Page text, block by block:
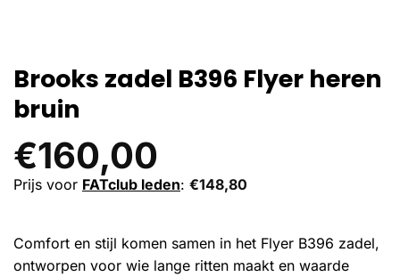
Brooks zadel B396 Flyer heren
bruin
€160,00
Prijs voor FATclub leden: €148,80
Comfort en stijl komen samen in het Flyer B396 zadel,
ontworpen voor wie lange ritten maakt en waarde